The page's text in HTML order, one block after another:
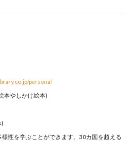
personal
本やしかけ絵本)
性を学ぶことができます。30カ国を超える